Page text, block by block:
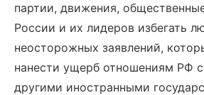
партии, движения,
России и их лидеров избегать
неосторожных заявлений,
нанести ущерб отношениям РФ
другими иностранными